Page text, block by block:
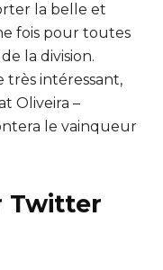
la belle et
fois pour toutes
la division.
très intéressant,
Oliveira –
le vainqueur
Twitter